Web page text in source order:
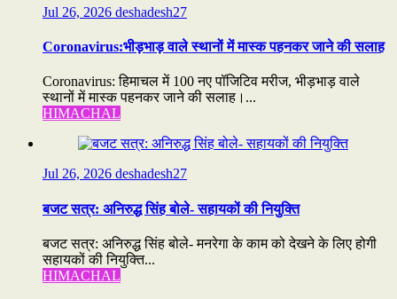
Jul 26, 2026 deshadesh27
Coronavirus:भीड़भाड़ वाले स्थानों में मास्क पहनकर जाने की सलाह
Coronavirus: हिमाचल में 100 नए पॉजिटिव मरीज, भीड़भाड़ वाले
स्थानों में मास्क पहनकर जाने की सलाह।...
HIMACHAL
Jul 26, 2026 deshadesh27
बजट सत्र: अनिरुद्ध सिंह बोले- सहायकों की नियुक्ति
बजट सत्र: अनिरुद्ध सिंह बोले- मनरेगा के काम को देखने के लिए होगी
सहायकों की नियुक्ति...
HIMACHAL